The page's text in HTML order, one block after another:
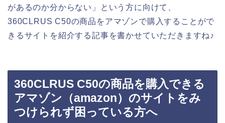
があるのか分からない」という方に向けて、
360CLRUS C50の商品をアマゾンで購入することがで
きるサイトを紹介する記事を書かせていただきますね♪
360CLRUS C50の商品を購入できる
アマゾン（amazon）のサイトをみ
つけられず困っている方へ